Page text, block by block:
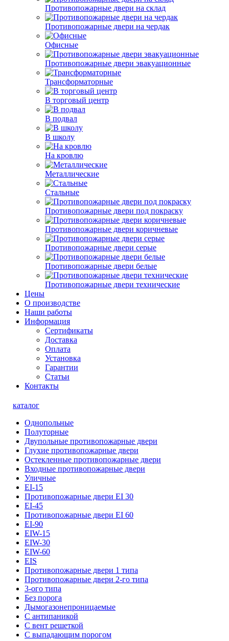
Противопожарные двери на склад
Противопожарные двери на чердак
Офисные
Противопожарные двери эвакуационные
Трансформаторные
В торговый центр
В подвал
В школу
На кровлю
Металлические
Стальные
Противопожарные двери под покраску
Противопожарные двери коричневые
Противопожарные двери серые
Противопожарные двери белые
Противопожарные двери технические
Цены
О производстве
Наши работы
Информация
Сертификаты
Доставка
Оплата
Установка
Гарантии
Статьи
Контакты
каталог
Однопольные
Полуторные
Двупольные противопожарные двери
Глухие противопожарные двери
Остекленные противопожарные двери
Входные противопожарные двери
Уличные
EI-15
Противопожарные двери EI 30
EI-45
Противопожарные двери EI 60
EI-90
EIW-15
EIW-30
EIW-60
EIS
Противопожарные двери 1 типа
Противопожарные двери 2-го типа
3-ого типа
Без порога
Дымогазонепроницаемые
С антипаникой
С вент решеткой
С выпадающим порогом